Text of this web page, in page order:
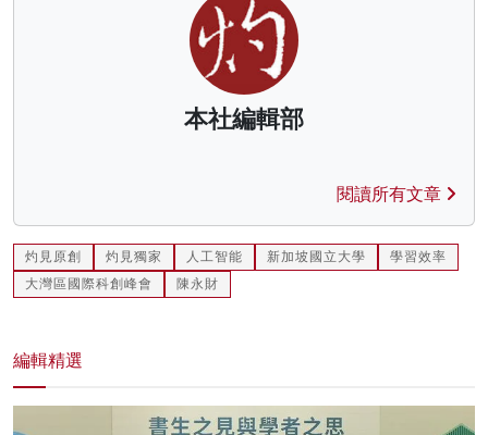
本社編輯部
閱讀所有文章
灼見原創 灼見獨家 人工智能 新加坡國立大學
學習效率
大灣區國際科創峰會
陳永財
編輯精選